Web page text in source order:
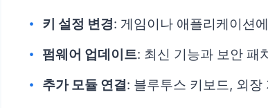
키 설정 변경: 게임이나 애플리케이션
펌웨어 업데이트: 최신 기능과 보안 패
추가 모듈 연결: 블루투스 키보드, 외